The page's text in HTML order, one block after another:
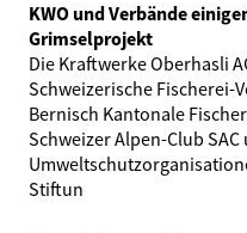
KWO und Verbände
Grimselprojekt
Die Kraftwerke Oberhasli
Schweizerische Fischerei-
Bernisch Kantonale
Schweizer Alpen-Club
Stiftun